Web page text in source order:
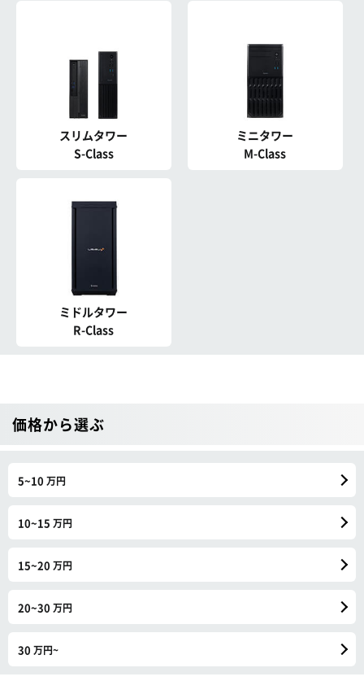
スリムタワー
S-Class
ミニタワー
M-Class
ミドルタワー
R-Class
価格から選ぶ
5~10 万円
10~15 万円
15~20 万円
20~30 万円
30 万円~